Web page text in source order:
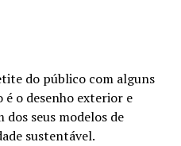
do público com alguns
o desenho exterior e
seus modelos de
sustentável.